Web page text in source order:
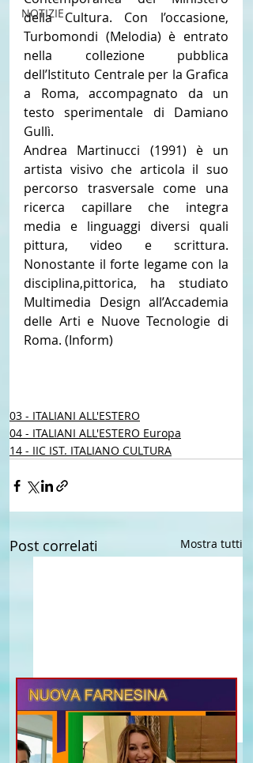
NOTIZIE
della Cultura. Con l’occasione,
Turbomondi (Melodia) è entrato
nella collezione pubblica
dell’Istituto Centrale per la Grafica
a Roma, accompagnato da un
testo sperimentale di Damiano
Gullì.
Andrea Martinucci (1991) è un
artista visivo che articola il suo
percorso trasversale come una
ricerca capillare che integra
media e linguaggi diversi quali
pittura, video e scrittura.
Nonostante il forte legame con la
disciplina,pittorica, ha studiato
Multimedia Design all’Accademia
delle Arti e Nuove Tecnologie di
Roma. (Inform)
03 - ITALIANI ALL'ESTERO
04 - ITALIANI ALL'ESTERO Europa
14 - IIC IST. ITALIANO CULTURA
Post correlati Mostra tutti